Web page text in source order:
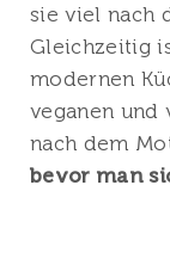
sie viel nach
Gleichzeitig
modernen
veganen und
nach dem
bevor man